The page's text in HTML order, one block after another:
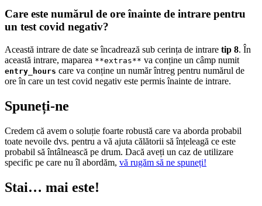
Care este numărul de ore înainte de intrare pentru
un test covid negativ?
Această intrare de date se încadrează sub cerința de intrare tip 8. În
această intrare, maparea **extras** va conține un câmp numit
entry_hours care va conține un număr întreg pentru numărul de
ore în care un test covid negativ este permis înainte de intrare.
Spuneți-ne
Credem că avem o soluție foarte robustă care va aborda probabil
toate nevoile dvs. pentru a vă ajuta călătorii să înțeleagă ce este
probabil să întâlnească pe drum. Dacă aveți un caz de utilizare
specific pe care nu îl abordăm, vă rugăm să ne spuneți!
Stai… mai este!